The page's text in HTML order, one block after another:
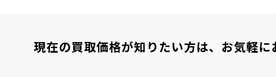
現在の買取価格が知りたい方は、 お気軽に